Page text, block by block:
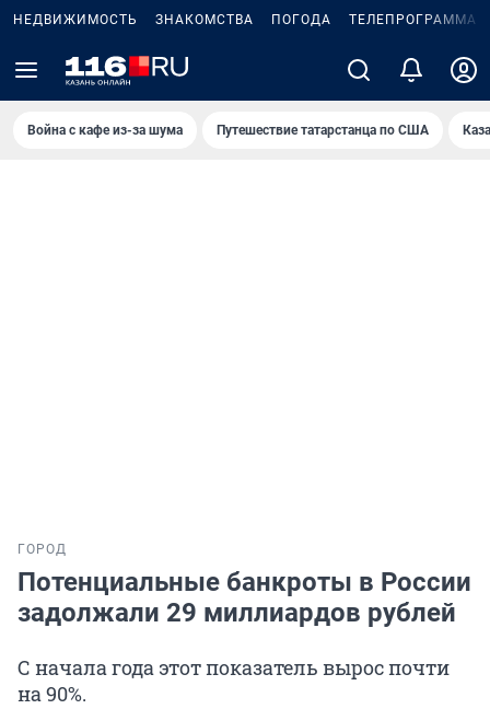
НЕДВИЖИМОСТЬ ЗНАКОМСТВА ПОГОДА ТЕЛЕПРОГРАММА
Война с кафе из-за шума Путешествие татарстанца по США
ГОРОД
Потенциальные банкроты в России
задолжали 29 миллиардов рублей
С начала года этот показатель вырос почти
на 90%.